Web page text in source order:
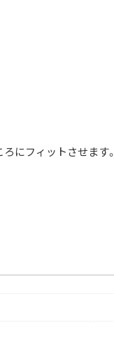
にフィットさせます。